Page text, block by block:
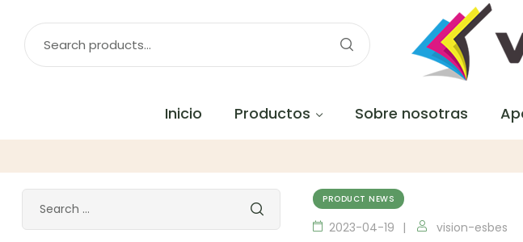
Inicio Productos Sobre nosotras
PRODUCT NEWS
2023-04-19 vision-esbes